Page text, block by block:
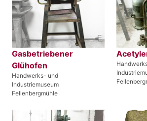
Gasbetriebener
Glühofen
Handwerks- und
Industriemuseum
Fellenbergmühle